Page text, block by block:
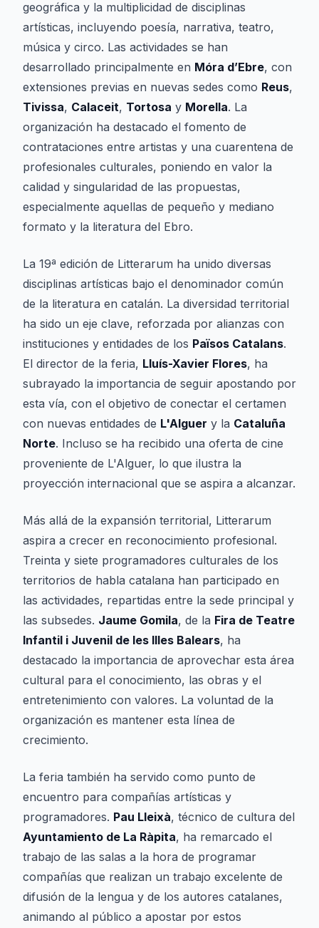
geográfica y la multiplicidad de disciplinas
artísticas, incluyendo poesía, narrativa, teatro,
música y circo. Las actividades se han
desarrollado principalmente en Móra d’Ebre, con
extensiones previas en nuevas sedes como Reus,
Tivissa, Calaceit, Tortosa y Morella. La
organización ha destacado el fomento de
contrataciones entre artistas y una cuarentena de
profesionales culturales, poniendo en valor la
calidad y singularidad de las propuestas,
especialmente aquellas de pequeño y mediano
formato y la literatura del Ebro.
La 19ª edición de Litterarum ha unido diversas
disciplinas artísticas bajo el denominador común
de la literatura en catalán. La diversidad territorial
ha sido un eje clave, reforzada por alianzas con
instituciones y entidades de los Països Catalans.
El director de la feria, Lluís-Xavier Flores, ha
subrayado la importancia de seguir apostando por
esta vía, con el objetivo de conectar el certamen
con nuevas entidades de L'Alguer y la Cataluña
Norte. Incluso se ha recibido una oferta de cine
proveniente de L'Alguer, lo que ilustra la
proyección internacional que se aspira a alcanzar.
Más allá de la expansión territorial, Litterarum
aspira a crecer en reconocimiento profesional.
Treinta y siete programadores culturales de los
territorios de habla catalana han participado en
las actividades, repartidas entre la sede principal y
las subsedes. Jaume Gomila, de la Fira de Teatre
Infantil i Juvenil de les Illes Balears, ha
destacado la importancia de aprovechar esta área
cultural para el conocimiento, las obras y el
entretenimiento con valores. La voluntad de la
organización es mantener esta línea de
crecimiento.
La feria también ha servido como punto de
encuentro para compañías artísticas y
programadores. Pau Lleixà, técnico de cultura del
Ayuntamiento de La Ràpita, ha remarcado el
trabajo de las salas a la hora de programar
compañías que realizan un trabajo excelente de
difusión de la lengua y de los autores catalanes,
animando al público a apostar por estos